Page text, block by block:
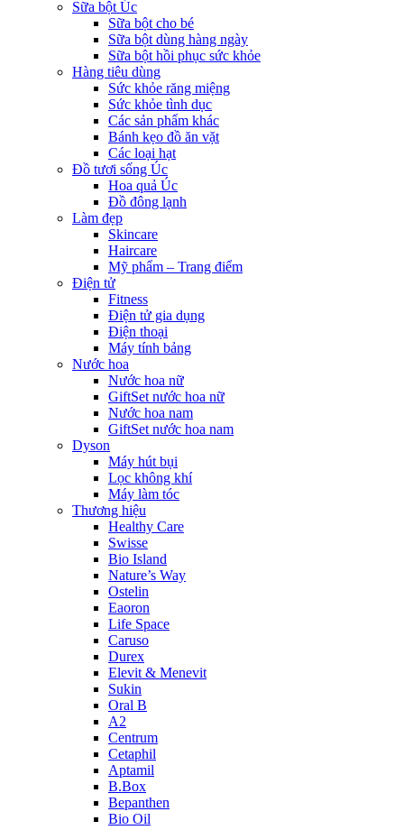
Sữa bột Úc
Sữa bột cho bé
Sữa bột dùng hàng ngày
Sữa bột hồi phục sức khỏe
Hàng tiêu dùng
Sức khỏe răng miệng
Sức khỏe tình dục
Các sản phẩm khác
Bánh kẹo đồ ăn vặt
Các loại hạt
Đồ tươi sống Úc
Hoa quả Úc
Đồ đông lạnh
Làm đẹp
Skincare
Haircare
Mỹ phẩm – Trang điểm
Điện tử
Fitness
Điện tử gia dụng
Điện thoại
Máy tính bảng
Nước hoa
Nước hoa nữ
GiftSet nước hoa nữ
Nước hoa nam
GiftSet nước hoa nam
Dyson
Máy hút bụi
Lọc không khí
Máy làm tóc
Thương hiệu
Healthy Care
Swisse
Bio Island
Nature’s Way
Ostelin
Eaoron
Life Space
Caruso
Durex
Elevit & Menevit
Sukin
Oral B
A2
Centrum
Cetaphil
Aptamil
B.Box
Bepanthen
Bio Oil